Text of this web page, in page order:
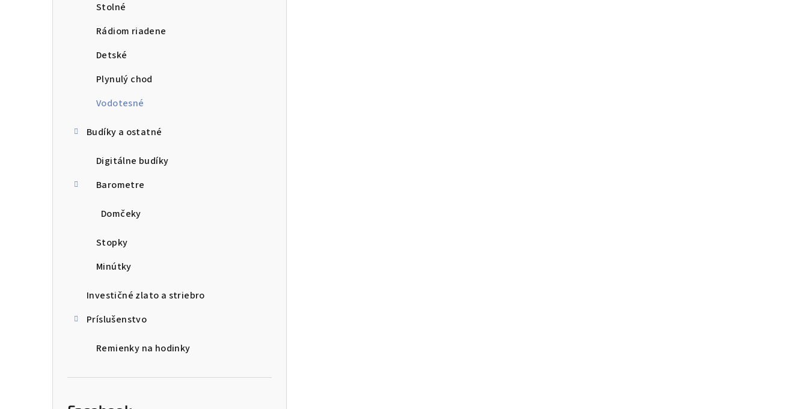
Stolné
Rádiom riadene
Detské
Plynulý chod
Vodotesné
Budíky a ostatné
Digitálne budíky
Barometre
Domčeky
Stopky
Minútky
Investičné zlato a striebro
Príslušenstvo
Remienky na hodinky